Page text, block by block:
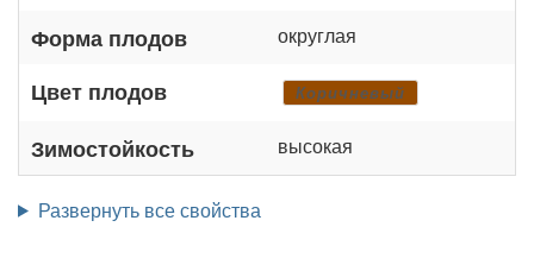
Форма плодов округлая
Цвет плодов Коричневый
Зимостойкость высокая
Развернуть все свойства